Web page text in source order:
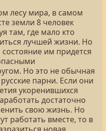
лесу мира, в самом
земли 8 человек
там, где мало кто
лучшей жизни. Но
им придется
Но это не обычная
парни. Если они
укоренившихся
достаточно
свою жизнь. Но
работать вместе, то в